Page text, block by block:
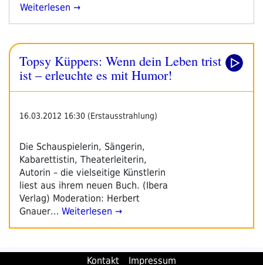
„Ein
Stand“
Weiterlesen
Topsy Küppers: Wenn dein Leben trist
ist – erleuchte es mit Humor!
16.03.2012 16:30 (Erstausstrahlung)
Die Schauspielerin, Sängerin,
Kabarettistin, Theaterleiterin,
Autorin – die vielseitige Künstlerin
liest aus ihrem neuen Buch. (Ibera
Verlag) Moderation: Herbert
Gnauer… Weiterlesen →
Kontakt Impressum